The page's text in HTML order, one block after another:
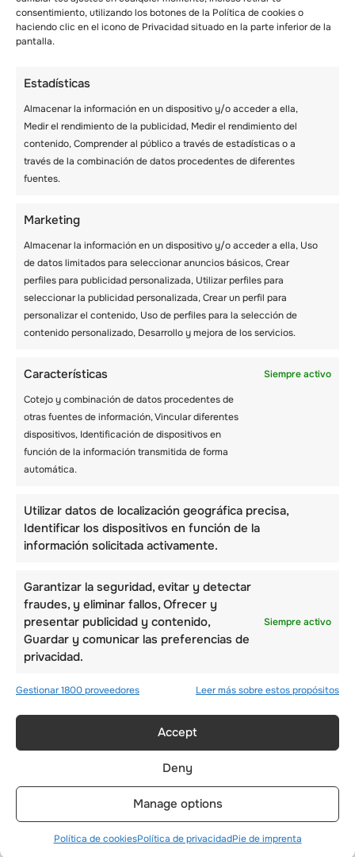
consentimiento, utilizando los botones de la Política de cookies o
haciendo clic en el icono de Privacidad situado en la parte inferior de la
pantalla.
Estadísticas
Almacenar la información en un dispositivo y/o acceder a ella,
Medir el rendimiento de la publicidad, Medir el rendimiento del
contenido, Comprender al público a través de estadísticas o a
través de la combinación de datos procedentes de diferentes
fuentes.
Marketing
Almacenar la información en un dispositivo y/o acceder a ella, Uso
de datos limitados para seleccionar anuncios básicos, Crear
perfiles para publicidad personalizada, Utilizar perfiles para
seleccionar la publicidad personalizada, Crear un perfil para
personalizar el contenido, Uso de perfiles para la selección de
contenido personalizado, Desarrollo y mejora de los servicios.
Características
Siempre activo
Cotejo y combinación de datos procedentes de
otras fuentes de información, Vincular diferentes
dispositivos, Identificación de dispositivos en
función de la información transmitida de forma
automática.
Utilizar datos de localización geográfica precisa,
Identificar los dispositivos en función de la
información solicitada activamente.
Garantizar la seguridad, evitar y detectar
fraudes, y eliminar fallos, Ofrecer y
presentar publicidad y contenido,
Guardar y comunicar las preferencias de
privacidad.
Siempre activo
Gestionar 1800 proveedores Leer más sobre estos propósitos
Accept
Deny
Manage options
Política de cookiesPolítica de privacidadPie de imprenta
se utiliza una cuerda fina especialmente
diseñada para niños. Está hecha de un
material adecuado para los niños que no
participando en este juego y también puede
ser un ejercicio físico ideal para que los niños
mejoren su estabilidad y fuerza.
Descubrir la naturaleza
supervisores pueden aprovechar esta
oportunidad para ayudar a los niños a
descubrir y comprender la naturaleza. A los
niños les entusiasmará aprender los distintos
nombres de los árboles, la hierba, los insectos,
los animales e incluso las rocas.
Pintura rupestre
Pintar y esconder rocas se está convirtiendo
en una popular actividad de campamento de
verano en varias partes del mundo. Los
supervisores pueden incluirla en su lista de
actividades de campamento de verano y los
actividad consiste en recoger rocas de
distintos tamaños y, con pinceles y pintura,
pueden proceder a hacer diversos diseños
Estasactividades de veranoayudarán a los
niños a mejorar su capacidad de trabajo en
equipo y de concentración. Una vez terminada
la sesión de pintura de rocas, los supervisores
pueden utilizar sellador en spray para fijar el
diseño y darles tiempo para que se sequen. A
continuación, los supervisores pueden
clasificar a los niños en grupos diferentes y
hacer que un grupo esconda las rocas por el
camping mientras el resto las encuentra.
Identificar y separar
pegatinas